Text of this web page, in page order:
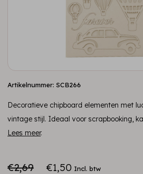
Artikelnummer: SCB266
Decoratieve chipboard elementen met
vintage stijl. Ideaal voor scrapbooking,
Lees meer.
€2,69 €1,50 Incl. btw